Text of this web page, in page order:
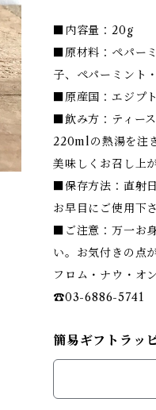
■内容量：20g
■原材料：ペパー
子、ペパーミント
■原産国：エジプ
■飲み方：ティー
220mlの熱湯を注
美味しくお召し上
■保存方法：直射
お早目にご使用下さ
■ご注意：万一お
い。お気付きの点
フロム・ナウ・オ
☎︎03-6886-5741
簡易ギフトラッ